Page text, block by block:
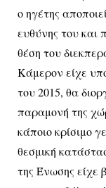
ο ηγέτης
ευθύνης του και
θέση του
Κάμερον είχε
του 2015, θα
παραμονή της
κάποιο κρίσιμο
θεσμική
της Ένωσης είχε